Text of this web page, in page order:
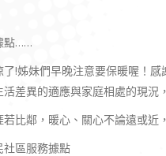
點……
!姊妹們早晚注意要保暖喔！
差異的適應與家庭相處的現
比鄰，暖心、關心不論遠或近
社區服務據點